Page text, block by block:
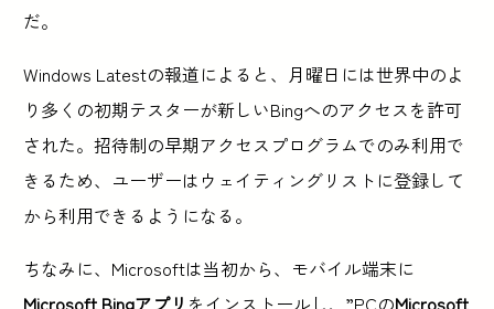
だ。
Windows Latestの報道によると、月曜日には世界中のよ
り多くの初期テスターが新しいBingへのアクセスを許可
された。招待制の早期アクセスプログラムでのみ利用で
きるため、ユーザーはウェイティングリストに登録して
から利用できるようになる。
ちなみに、Microsoftは当初から、モバイル端末に
Microsoft Bingアプリ をインストールし、”PCのMicrosoft